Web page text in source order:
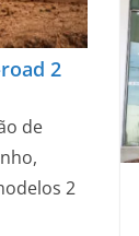
2
de
2